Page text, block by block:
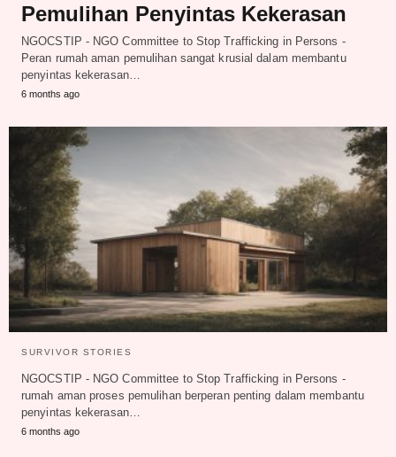
Pemulihan Penyintas Kekerasan
NGOCSTIP - NGO Committee to Stop Trafficking in Persons -
Peran rumah aman pemulihan sangat krusial dalam membantu
penyintas kekerasan…
6 months ago
SURVIVOR STORIES
NGOCSTIP - NGO Committee to Stop Trafficking in Persons -
rumah aman proses pemulihan berperan penting dalam membantu
penyintas kekerasan…
6 months ago